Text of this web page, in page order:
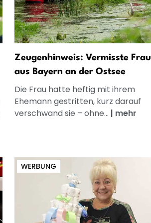
Zeugenhinweis: Vermisste Frau
aus Bayern an der Ostsee
Die Frau hatte heftig mit ihrem
Ehemann gestritten, kurz darauf
verschwand sie – ohne... | mehr
WERBUNG